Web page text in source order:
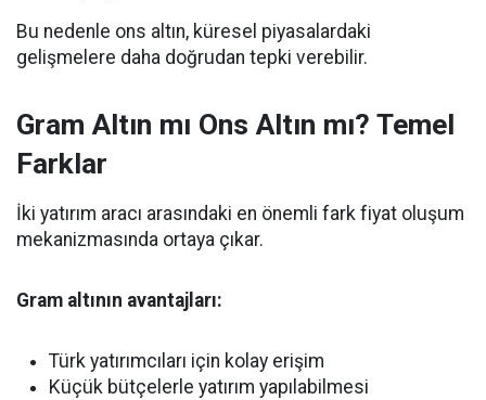
Bu nedenle ons altın, küresel piyasalardaki
gelişmelere daha doğrudan tepki verebilir.
Gram Altın mı Ons Altın mı? Temel
Farklar
İki yatırım aracı arasındaki en önemli fark fiyat oluşum
mekanizmasında ortaya çıkar.
Gram altının avantajları:
Türk yatırımcıları için kolay erişim
Küçük bütçelerle yatırım yapılabilmesi